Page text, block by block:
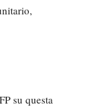
su questa